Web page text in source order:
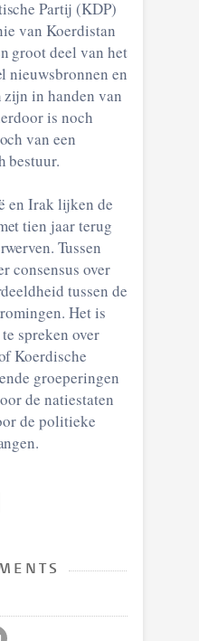
Partij (KDP)
van Koerdistan
groot deel van het
nieuwsbronnen en
in handen van
is noch
van een
bestuur.
en Irak lijken de
tien jaar terug
Tussen
consensus over
tussen de
Het is
spreken over
Koerdische
groeperingen
de natiestaten
de politieke